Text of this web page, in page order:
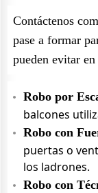
Contáctenos
pase a formar
pueden evitar
Robo por
balcones
Robo con
puertas o
los ladrones.
Robo con